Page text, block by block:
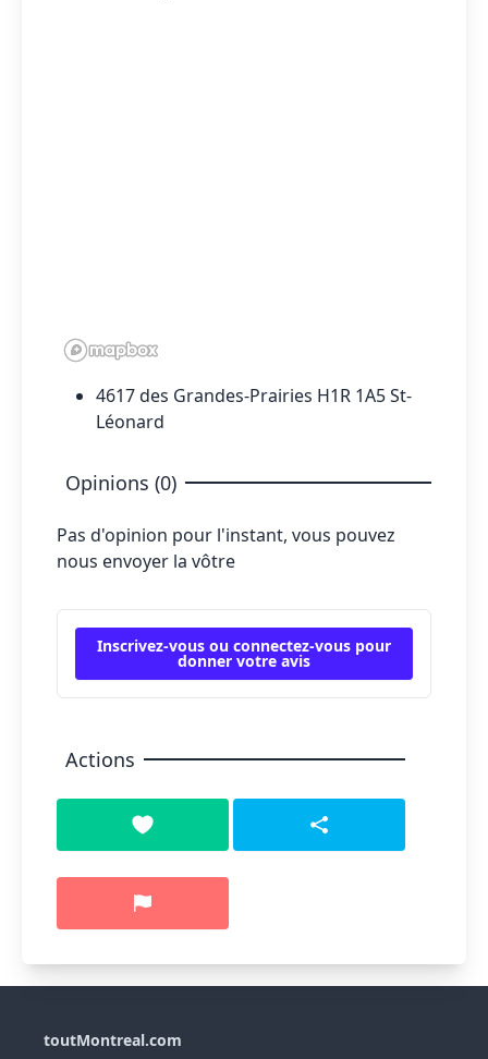
4617 des Grandes-Prairies H1R 1A5 St-
Léonard
Opinions (0)
Pas d'opinion pour l'instant, vous pouvez
nous envoyer la vôtre
Inscrivez-vous ou connectez-vous pour
donner votre avis
Actions
toutMontreal.com